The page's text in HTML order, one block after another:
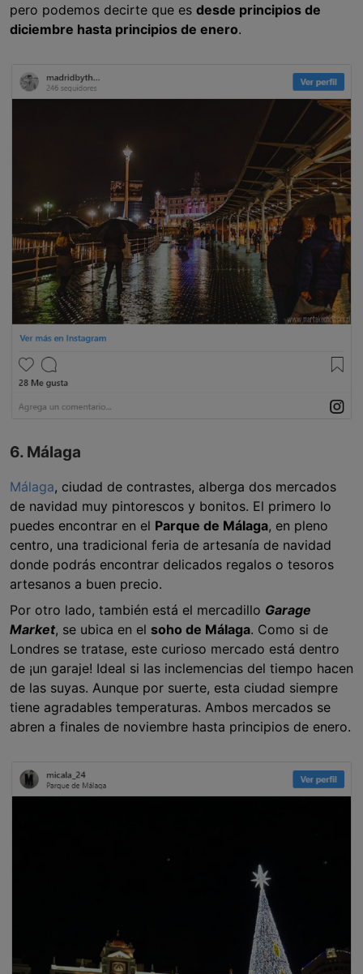
pero podemos decirte que es desde principios de
diciembre hasta principios de enero.
6. Málaga
Málaga, ciudad de contrastes, alberga dos mercados
de navidad muy pintorescos y bonitos. El primero lo
puedes encontrar en el Parque de Málaga, en pleno
centro, una tradicional feria de artesanía de navidad
donde podrás encontrar delicados regalos o tesoros
artesanos a buen precio.
Por otro lado, también está el mercadillo Garage
Market, se ubica en el soho de Málaga. Como si de
Londres se tratase, este curioso mercado está dentro
de ¡un garaje! Ideal si las inclemencias del tiempo hacen
de las suyas. Aunque por suerte, esta ciudad siempre
tiene agradables temperaturas. Ambos mercados se
abren a finales de noviembre hasta principios de enero.